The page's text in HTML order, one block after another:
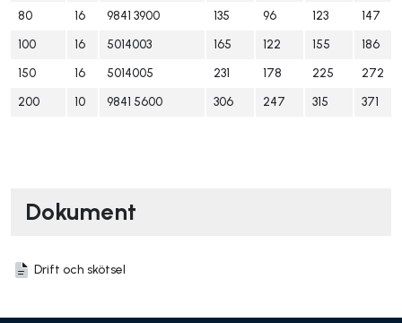
80
16 9841 3900 135 96 123
147
100
16 5014003 165 122 155
186
150
16 5014005 231 178 225
272
200
10 9841 5600 306 247 315 371
Dokument
Drift och skötsel